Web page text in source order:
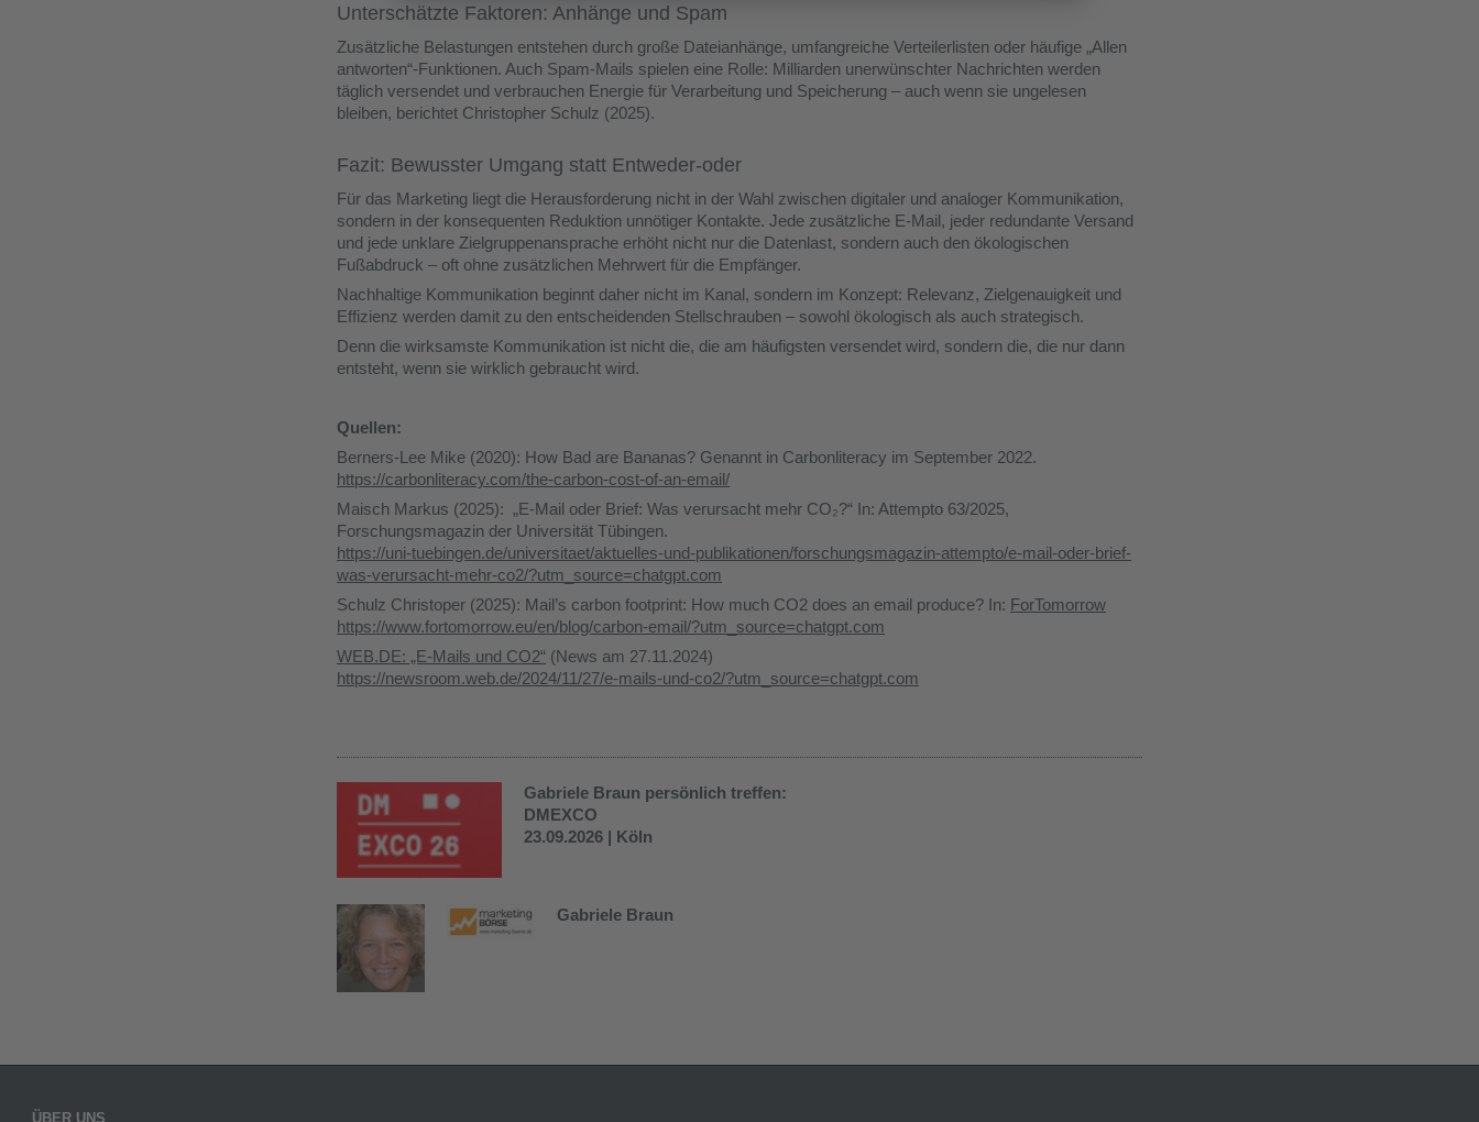
Unterschätzte Faktoren: Anhänge und Spam
Zusätzliche Belastungen entstehen durch große Dateianhänge, umfangreiche Verteilerlisten oder häufige „Allen
antworten“-Funktionen. Auch Spam-Mails spielen eine Rolle: Milliarden unerwünschter Nachrichten werden
täglich versendet und verbrauchen Energie für Verarbeitung und Speicherung – auch wenn sie ungelesen
bleiben, berichtet Christopher Schulz (2025).
Fazit: Bewusster Umgang statt Entweder-oder
Für das Marketing liegt die Herausforderung nicht in der Wahl zwischen digitaler und analoger Kommunikation,
sondern in der konsequenten Reduktion unnötiger Kontakte. Jede zusätzliche E-Mail, jeder redundante Versand
und jede unklare Zielgruppenansprache erhöht nicht nur die Datenlast, sondern auch den ökologischen
Fußabdruck – oft ohne zusätzlichen Mehrwert für die Empfänger.
Nachhaltige Kommunikation beginnt daher nicht im Kanal, sondern im Konzept: Relevanz, Zielgenauigkeit und
Effizienz werden damit zu den entscheidenden Stellschrauben – sowohl ökologisch als auch strategisch.
Denn die wirksamste Kommunikation ist nicht die, die am häufigsten versendet wird, sondern die, die nur dann
entsteht, wenn sie wirklich gebraucht wird.
Quellen:
Berners-Lee Mike (2020): How Bad are Bananas? Genannt in Carbonliteracy im September 2022.
https://carbonliteracy.com/the-carbon-cost-of-an-email/
Maisch Markus (2025): „E-Mail oder Brief: Was verursacht mehr CO₂?“ In: Attempto 63/2025,
Forschungsmagazin der Universität Tübingen.
https://uni-tuebingen.de/universitaet/aktuelles-und-publikationen/forschungsmagazin-attempto/e-mail-oder-brief-
was-verursacht-mehr-co2/?utm_source=chatgpt.com
Schulz Christoper (2025): Mail’s carbon footprint: How much CO2 does an email produce? In: ForTomorrow
https://www.fortomorrow.eu/en/blog/carbon-email/?utm_source=chatgpt.com
WEB.DE: „E-Mails und CO2“ (News am 27.11.2024)
https://newsroom.web.de/2024/11/27/e-mails-und-co2/?utm_source=chatgpt.com
Gabriele Braun persönlich treffen:
DMEXCO
23.09.2026 | Köln
Gabriele Braun
ÜBER UNS